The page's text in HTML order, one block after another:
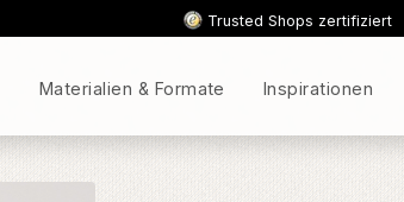
Trusted Shops zertifiziert
Materialien & Formate Inspirationen